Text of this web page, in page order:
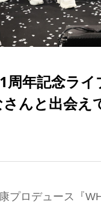
周年記念ラ
さんと出会え
プロデュース『